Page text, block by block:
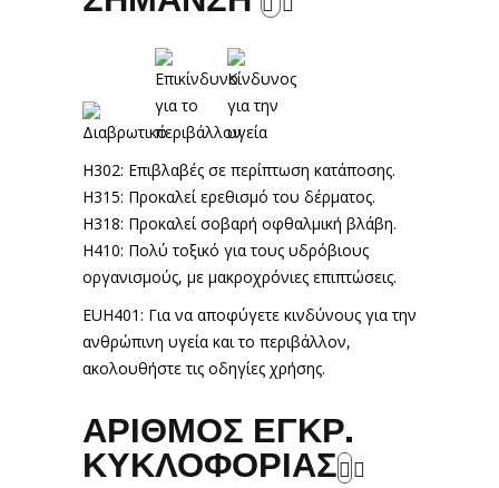
H302: Επιβλαβές σε περίπτωση κατάποσης.
H315: Προκαλεί ερεθισμό του δέρματος.
H318: Προκαλεί σοβαρή οφθαλμική βλάβη.
H410: Πολύ τοξικό για τους υδρόβιους
οργανισμούς, με μακροχρόνιες επιπτώσεις.
EUH401: Για να αποφύγετε κινδύνους για την
ανθρώπινη υγεία και το περιβάλλον,
ακολουθήστε τις οδηγίες χρήσης.
ΑΡΙΘΜΟΣ ΕΓΚΡ.
ΚΥΚΛΟΦΟΡΙΑΣ